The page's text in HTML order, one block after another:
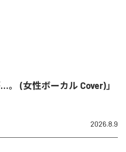
。 (女性ボーカル Cover)」
2026.8.9